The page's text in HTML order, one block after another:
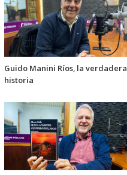
Guido Manini Ríos, la verdadera
historia